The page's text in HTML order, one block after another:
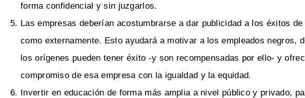
forma confidencial y sin juzgarlos.
Las empresas deberían acostumbrarse a dar publicidad a los éxitos
como externamente. Esto ayudará a motivar a los empleados negros,
los orígenes pueden tener éxito -y son recompensadas por ello- y
compromiso de esa empresa con la igualdad y la equidad.
Invertir en educación de forma más amplia a nivel público y privado,